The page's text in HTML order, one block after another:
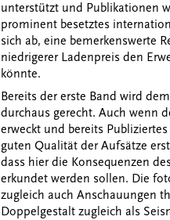
unterstützt und Publikationen
prominent besetztes
sich ab, eine bemerkenswerte
niedrigerer Ladenpreis den
könnte.
Bereits der erste Band wird
durchaus gerecht. Auch wenn
erweckt und bereits
guten Qualität der Aufsätze
dass hier die Konsequenzen
erkundet werden sollen. Die
zugleich auch Anschauungen
Doppelgestalt zugleich als